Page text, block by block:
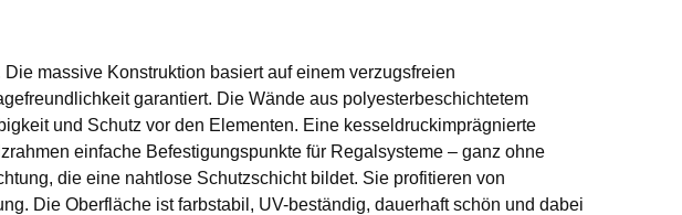
massive Konstruktion basiert auf einem verzugsfreien
garantiert. Die Wände aus polyesterbeschichtetem
und Schutz vor den Elementen. Eine kesseldruckimprägnierte
einfache Befestigungspunkte für Regalsysteme – ganz ohne
die eine nahtlose Schutzschicht bildet. Sie profitieren von
Die Oberfläche ist farbstabil, UV-beständig, dauerhaft schön und dabei